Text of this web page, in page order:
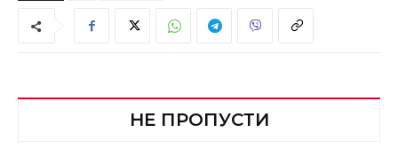
НЕ ПРОПУСТИ